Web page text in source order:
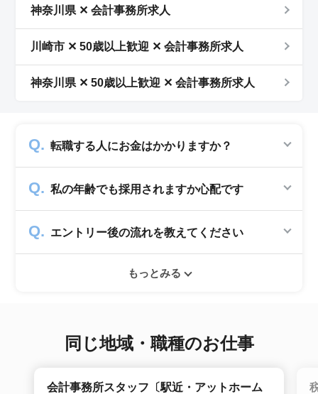
神奈川県 ✕ 会計事務所求人
川崎市 ✕ 50歳以上歓迎 ✕ 会計事務所求人
神奈川県 ✕ 50歳以上歓迎 ✕ 会計事務所求人
転職する人にお金はかかりますか？
していますので、転職希望者の方からは費用は
一切発生致しません。
私の年齢でも採用されますか心配です
業のみ掲載をしています。60代・70代以上の
就職実績も多数ありますので年齢に気負いせず
ぜひ紹介依頼へ進んでください。
エントリー後の流れを教えてください
ーとヒアリングのお時間を頂きます。その後希
もっとみる
同じ地域・職種のお仕事
会計事務所スタッフ〔駅近・アットホーム